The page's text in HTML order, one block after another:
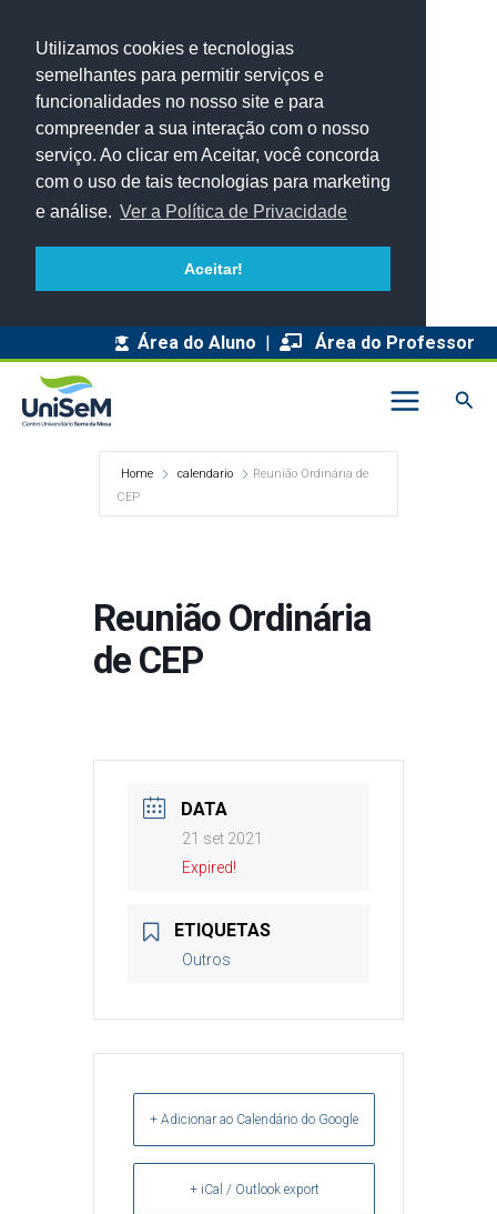
Utilizamos cookies e tecnologias
semelhantes para permitir serviços e
funcionalidades no nosso site e para
compreender a sua interação com o nosso
serviço. Ao clicar em Aceitar, você concorda
com o uso de tais tecnologias para marketing
e análise. Ver a Política de Privacidade
Aceitar!
Área do Aluno | Área do Professor
Home calendario
Reunião Ordinária de
CEP
Reunião Ordinária
de CEP
DATA
21 set 2021
Expired!
ETIQUETAS
Outros
+ Adicionar ao Calendário do Google
+ iCal / Outlook export